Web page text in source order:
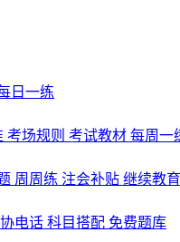
日一练
考场规则 考试教材 每周一
周周练 注会补贴 继续教育
电话 科目搭配 免费题库